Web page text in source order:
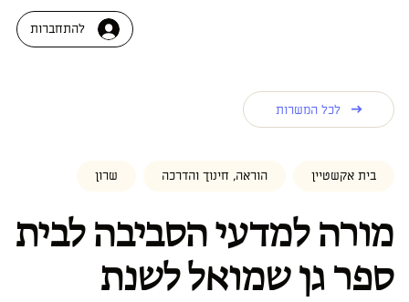
להתחברות
לכל המשרות
מורה למדעי הסביבה לבית
ספר גן שמואל לשנת
בית אקשטיין הוראה, חינוך והדרכה שרון